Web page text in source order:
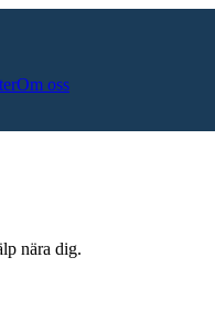
Om oss
nära dig.